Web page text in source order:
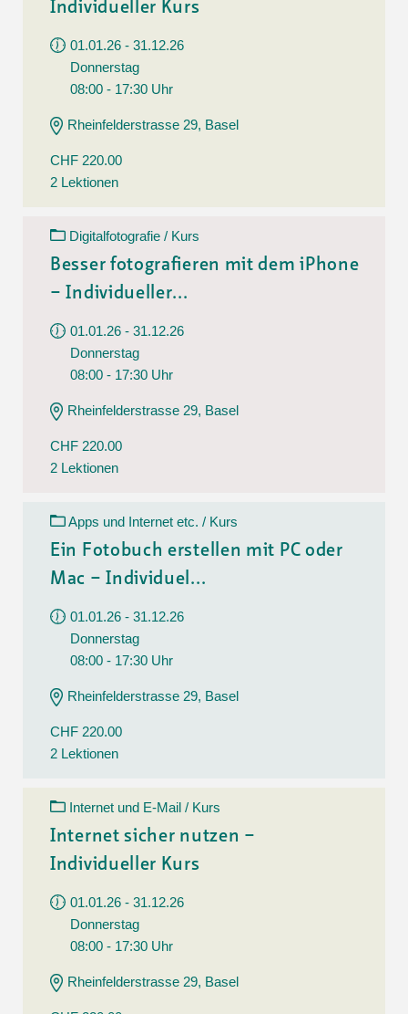
Individueller Kurs
01.01.26 - 31.12.26
Donnerstag
08:00 - 17:30 Uhr
Rheinfelderstrasse 29, Basel
CHF 220.00
2 Lektionen
Digitalfotografie / Kurs
Besser fotografieren mit dem iPhone
– Individueller...
01.01.26 - 31.12.26
Donnerstag
08:00 - 17:30 Uhr
Rheinfelderstrasse 29, Basel
CHF 220.00
2 Lektionen
Apps und Internet etc. / Kurs
Ein Fotobuch erstellen mit PC oder
Mac – Individuel...
01.01.26 - 31.12.26
Donnerstag
08:00 - 17:30 Uhr
Rheinfelderstrasse 29, Basel
CHF 220.00
2 Lektionen
Internet und E-Mail / Kurs
Internet sicher nutzen –
Individueller Kurs
01.01.26 - 31.12.26
Donnerstag
08:00 - 17:30 Uhr
Rheinfelderstrasse 29, Basel